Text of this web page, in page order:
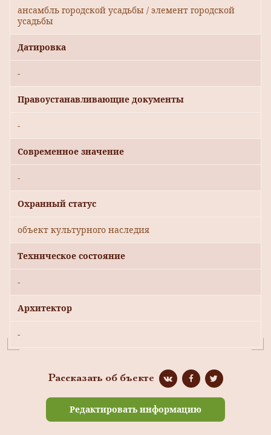
ансамбль городской усадьбы / элемент городской
усадьбы
Датировка
-
Правоустанавливающие документы
-
Современное значение
-
Охранный статус
объект культурного наследия
Техническое состояние
-
Архитектор
-
Рассказать об бъекте
Редактировать информацию